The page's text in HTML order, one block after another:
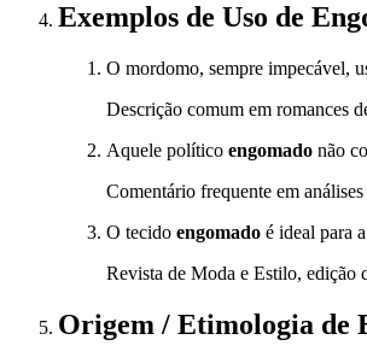
Exemplos de Uso de
O mordomo, sempre impecável,
Descrição comum em romances
Aquele político engomado não
Comentário frequente em
O tecido engomado é ideal para
Revista de Moda e Estilo, edição
Origem / Etimologia de